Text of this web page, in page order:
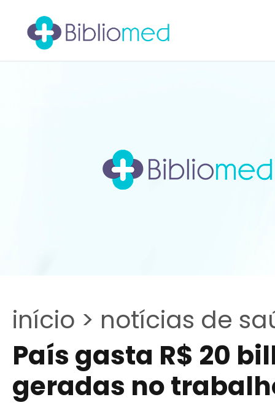
início > notícias de
País gasta R$ 20
geradas no